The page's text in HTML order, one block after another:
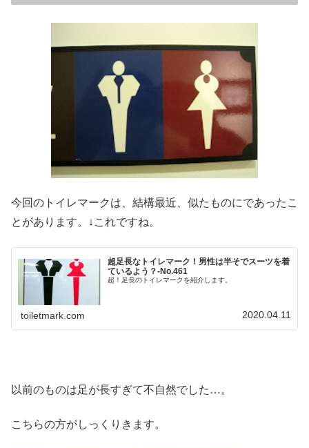
今回のトイレマークは、結構最近、似たものにであったこ
とがあります。↓これですね。
超足長なトイレマーク！男性は半そでスーツを着
ているよう？‐No.461
超！足長のトイレマークを紹介します。
toiletmark.com 2020.04.11
以前のものは足が長すぎて不自然でした…。
こちらの方がしっくりきます。